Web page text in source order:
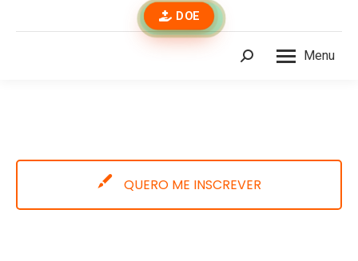
DOE
Menu
Buscar
QUERO ME INSCREVER